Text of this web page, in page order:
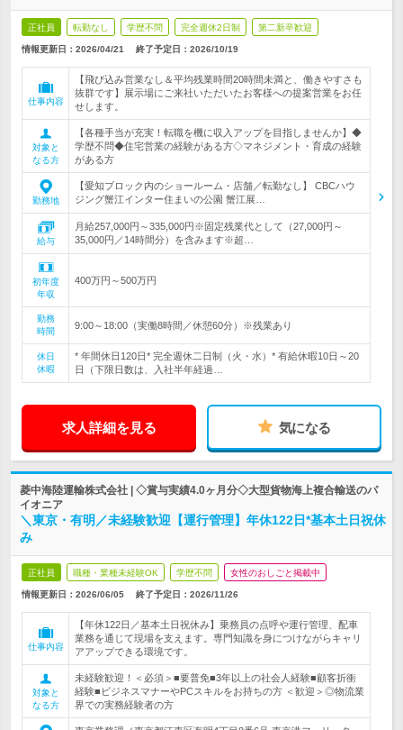
正社員 転勤なし 学歴不問 完全週休2日制 第二新卒歓迎
情報更新日：2026/04/21 終了予定日： 2026/10/19
仕事内容
【飛び込み営業なし＆平均残業時間20時間未満と、働きやすさも
抜群です】展示場にご来社いただいたお客様への提案営業をお任
せします。
対象と
なる方
【各種手当が充実！転職を機に収入アップを目指しませんか】◆
学歴不問◆住宅営業の経験がある方◇マネジメント・育成の経験
がある方
勤務地
【愛知ブロック内のショールーム・店舗／転勤なし】 CBCハウ
ジング蟹江インター住まいの公園 蟹江展…
給与
月給257,000円～335,000円※固定残業代として（27,000円～
35,000円／14時間分）を含みます※超…
初年度
年収
400万円～500万円
勤務
時間
9:00～18:00（実働8時間／休憩60分）※残業あり
休日
休暇
* 年間休日120日* 完全週休二日制（火・水）* 有給休暇10日～20
日（下限日数は、入社半年経過…
求人詳細を見る 気になる
菱中海陸運輸株式会社 | ◇賞与実績4.0ヶ月分◇大型貨物海上複合輸送のパ
イオニア
＼東京・有明／未経験歓迎【運行管理】年休122日*基本土日祝休
み
正社員 職種・業種未経験OK 学歴不問 女性のおしごと掲載中
情報更新日：2026/06/05 終了予定日： 2026/11/26
仕事内容
【年休122日／基本土日祝休み】乗務員の点呼や運行管理、配車
業務を通じて現場を支えます。専門知識を身につけながらキャリ
アアップできる環境です。
対象と
なる方
未経験歓迎！＜必須＞■要普免■3年以上の社会人経験■顧客折衝
経験■ビジネスマナーやPCスキルをお持ちの方 ＜歓迎＞◎物流業
界での実務経験者の方